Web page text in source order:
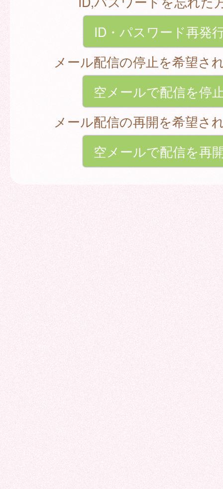
ID・パスワード再発
メール配信の停止を希望さ
空メールで配信を停
メール配信の再開を希望さ
空メールで配信を再